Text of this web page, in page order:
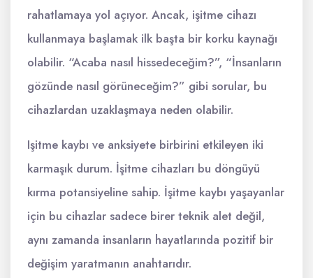
rahatlamaya yol açıyor. Ancak, işitme cihazı
kullanmaya başlamak ilk başta bir korku kaynağı
olabilir. “Acaba nasıl hissedeceğim?”, “İnsanların
gözünde nasıl görüneceğim?” gibi sorular, bu
cihazlardan uzaklaşmaya neden olabilir.
Işitme kaybı ve anksiyete birbirini etkileyen iki
karmaşık durum. İşitme cihazları bu döngüyü
kırma potansiyeline sahip. İşitme kaybı yaşayanlar
için bu cihazlar sadece birer teknik alet değil,
aynı zamanda insanların hayatlarında pozitif bir
değişim yaratmanın anahtarıdır.